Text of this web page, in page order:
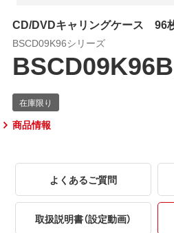
CD/DVDキャリングケース 96
BSCD09K96シリーズ
商品情報
よくあるご質問
取扱説明書（設定動画）